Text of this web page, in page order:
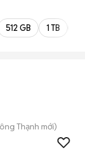
512 GB 1 TB
Thạnh mới)